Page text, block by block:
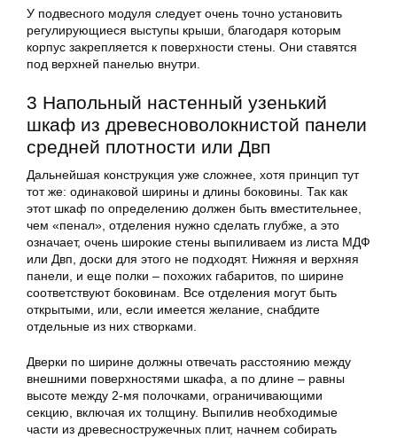
У подвесного модуля следует очень точно установить
регулирующиеся выступы крыши, благодаря которым
корпус закрепляется к поверхности стены. Они ставятся
под верхней панелью внутри.
3 Напольный настенный узенький
шкаф из древесноволокнистой панели
средней плотности или Двп
Дальнейшая конструкция уже сложнее, хотя принцип тут
тот же: одинаковой ширины и длины боковины. Так как
этот шкаф по определению должен быть вместительнее,
чем «пенал», отделения нужно сделать глубже, а это
означает, очень широкие стены выпиливаем из листа МДФ
или Двп, доски для этого не подходят. Нижняя и верхняя
панели, и еще полки – похожих габаритов, по ширине
соответствуют боковинам. Все отделения могут быть
открытыми, или, если имеется желание, снабдите
отдельные из них створками.
Дверки по ширине должны отвечать расстоянию между
внешними поверхностями шкафа, а по длине – равны
высоте между 2-мя полочками, ограничивающими
секцию, включая их толщину. Выпилив необходимые
части из древесностружечных плит, начнем собирать